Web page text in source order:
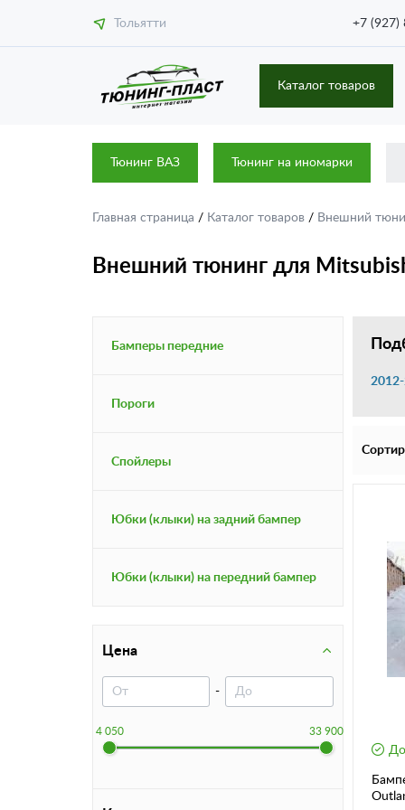
Тольятти +7 (927)
Каталог товаров
Тюнинг ВАЗ Тюнинг на иномарки
Главная страница / Каталог товаров / Внешний
Внешний тюнинг для
Бамперы передние
Пороги
Спойлеры
Юбки (клыки) на задний бампер
Юбки (клыки) на передний бампер
Цена
-
4 050 33 900